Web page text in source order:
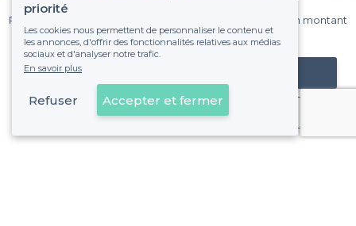
Pas de commissions et sans engagement, vous payez un montant
fixe sans risque de voir déraper la facture.
Référencer mon établissement
Déjà client
priorité
Les cookies nous permettent de personnaliser le contenu et
les annonces, d'offrir des fonctionnalités relatives aux médias
sociaux et d'analyser notre trafic.
En savoir plus
Refuser Accepter et fermer